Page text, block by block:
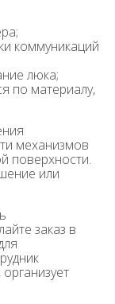
коммуникаций
люка;
по материалу,
механизмов
поверхности.
или
заказ в